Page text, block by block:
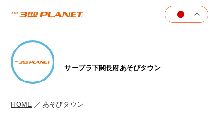
サープラ下関長府あそびタウン
HOME あそびタウン